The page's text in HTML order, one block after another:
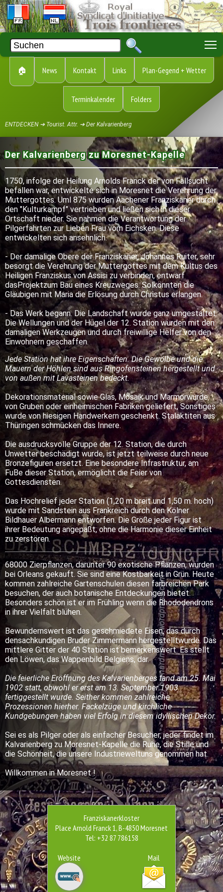
🏠 News Kontakt Links Plan-Gegend + Wetter
Terminkalender Folders
ENTDECKEN ➔ Tourist. Attr. ➔ Der Kalvarienberg
Der Kalvarienberg zu Moresnet-Kapelle
1750, infolge der Heilung Arnolds Franck der von Fallsucht
befallen war, entwickelte sich in Moresnet die Verehrung der
Muttergottes. Uml 875 wurden Aachener Franziskaner durch
den "Kulturkampf" vertrieben und ließen sich in dieser
Ortschaft nieder. Sie nahmen die Verantwortung der
Pilgerfahrten zur Lieben Frau vom Eichsken. Diese
entwickelten sich ansehnlich.
- Der damalige Obere der Franziskaner, Johannes Ruiter, sehr
besorgt die Verehrung der Muttergottes mit dem Kultus des
Heiligen Franziskus von Assisi zu verbinden, entwarf
dasProjektzum Bau eines Kreuzweges. Solkönnten die
Gläubigen mit Maria die Erlösung durch Christus erlangen.
- Das Werk begann. Die Landschaft wurde ganz umgestaltet.
Die Wellungen und der Hügel der 12. Station wurden mit den
damaligen Werkzeugen und durch freiwillige Helfer von den
Einwohnern geschaffen.
Jede Station hat ihre Eigenschaften. Die Gewölbe und die
Mauern der Höhlen sind aus Ringofensteinen hergestellt und
von außen mit Lavasteinen bedeckt.
Dekorationsmaterial sowie Glas, Mosaik und Marmorwurde
von Gruben oder einheimischen Fabriken geliefert, Sonstiges
wurde von hiesigen Handwerkern geschenkt. Stalaktiten aus
Thüringen schmücken das Innere.
Die ausdrucksvolle Gruppe der 12. Station, die durch
Unwetter beschädigt wurde, ist jetzt teilweise durch neue
Bronzefiguren ersetzt. Eine besondere Infrastruktur, am
FuBe dieser Station, ermöglicht die Feier von
Gottesdiensten.
Das Hochrelief jeder Station (1,20 m breit und 1,50 m. hoch)
wurde mit Sandstein aus Frankreich durch den Kölner
Bildhauer Albermann entworfen. Die Größe jeder Figur ist
ihrer Bedeutung angepaßt, ohne die Harmonie dieser Einheit
zu zerstören.
68000 Zierpflanzen, darunter 90 exotische Pflanzen, wurden
bei Orleans gekauft. Sie sind eine Kostbarkeit in Grün. Heute
kommen zahlreiche Gartenschulen diesen farbreichen Park
besuchen, der auch botanische Entdeckungen bietet.
Besonders schön ist er im Frühling wenn die Rhododendrons
in ihrer Vielfalt blühen.
Bewundernswert ist das geschmiedete Eisen, das durch
densachkundigen Bruder Zimmermann hergestelltwurde. Das
mittlere Gitter der 40 Station ist bemerkenswert. Es stellt
den Löwen, das Wappenbild Belgiens, dar.
Die feierliche Eröffnung des Kalvarienberges fand am 25. Mai
1902 statt, obwohl er erst am 13. September 1903
fertiggestellt wurde. Seither kommen zahlreiche
Prozessionen hierher. Fackelzüge und kirchliche
Kundgebungen haben viel Erfolg in diesem idyllischen Dekor.
Sei es als Pilger oder als einfacher Besucher, jeder findet im
Kalvarienberg zu Moresnet-Kapelle die Ruhe, die Stille und
die Schönheit, die unsere Industrieweltuns genommen hat.
Willkommen in Moresnet !
Franziskanerkloster
Place Arnold Franck 1, B-4850 Moresnet
Tel: +32 87 786158
Website
Mail